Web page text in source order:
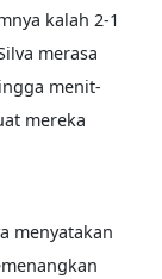
kalah 2-1
merasa
menit-
mereka
menyatakan